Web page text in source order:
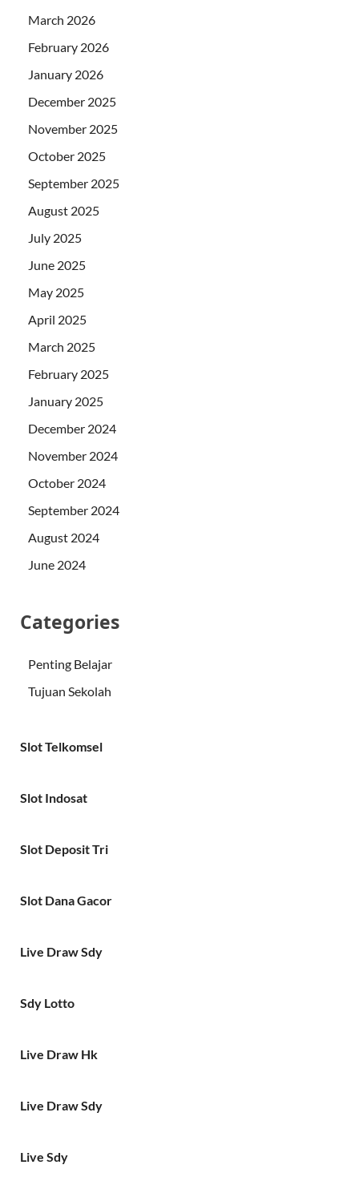
March 2026
February 2026
January 2026
December 2025
November 2025
October 2025
September 2025
August 2025
July 2025
June 2025
May 2025
April 2025
March 2025
February 2025
January 2025
December 2024
November 2024
October 2024
September 2024
August 2024
June 2024
Categories
Penting Belajar
Tujuan Sekolah
Slot Telkomsel
Slot Indosat
Slot Deposit Tri
Slot Dana Gacor
Live Draw Sdy
Sdy Lotto
Live Draw Hk
Live Draw Sdy
Live Sdy